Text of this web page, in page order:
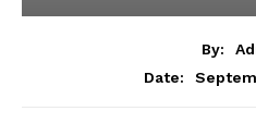
By:
Date: